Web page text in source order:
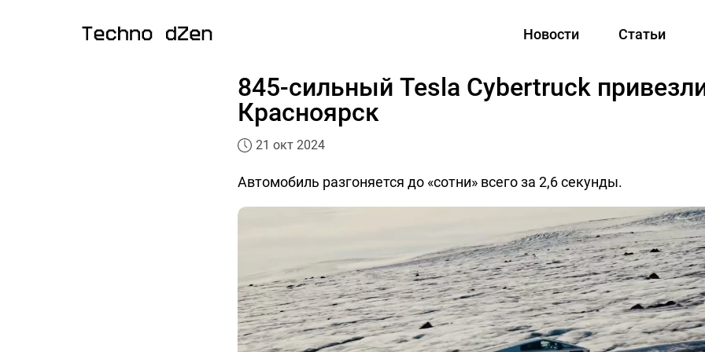
Новости Статьи
845-сильный Tesla Cybertruck
Красноярск
21 окт 2024
Автомобиль разгоняется до «сотни» всего за 2,6 секунды.